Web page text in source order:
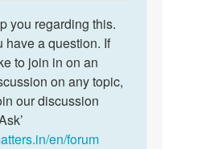
you regarding this.
have a question. If
to join in on an
on any topic,
our discussion
en/forum